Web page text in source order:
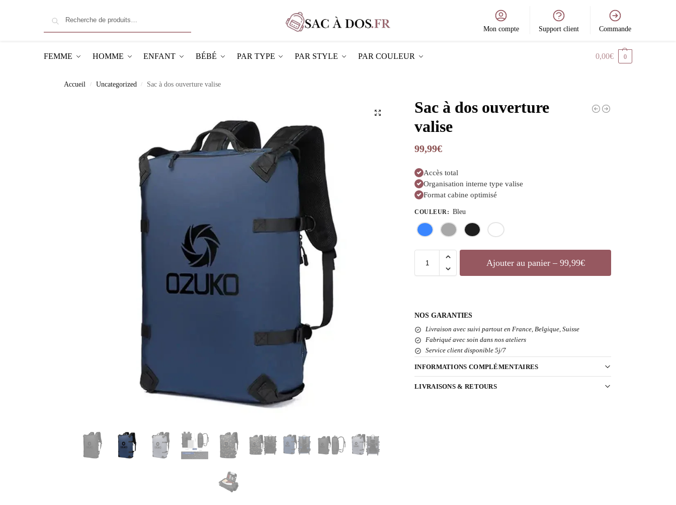
Mon compte Support client Commande
FEMME HOMME ENFANT BÉBÉ PAR TYPE PAR STYLE PAR COULEUR 0,00€ 0
Accueil / Uncategorized / Sac à dos ouverture valise
Sac à dos ouverture
valise
99,99€
Accès total
Organisation interne type valise
Format cabine optimisé
COULEUR: Bleu
Ajouter au panier – 99,99€
NOS GARANTIES
Livraison avec suivi partout en France, Belgique, Suisse
Fabriqué avec soin dans nos ateliers
Service client disponible 5j/7
INFORMATIONS COMPLÉMENTAIRES
LIVRAISONS & RETOURS